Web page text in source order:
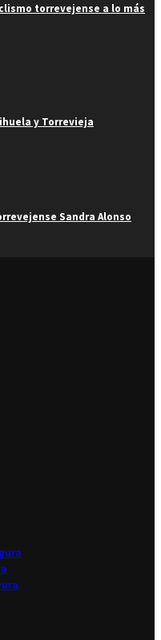
torrevejense a lo más
y Torrevieja
Sandra Alonso